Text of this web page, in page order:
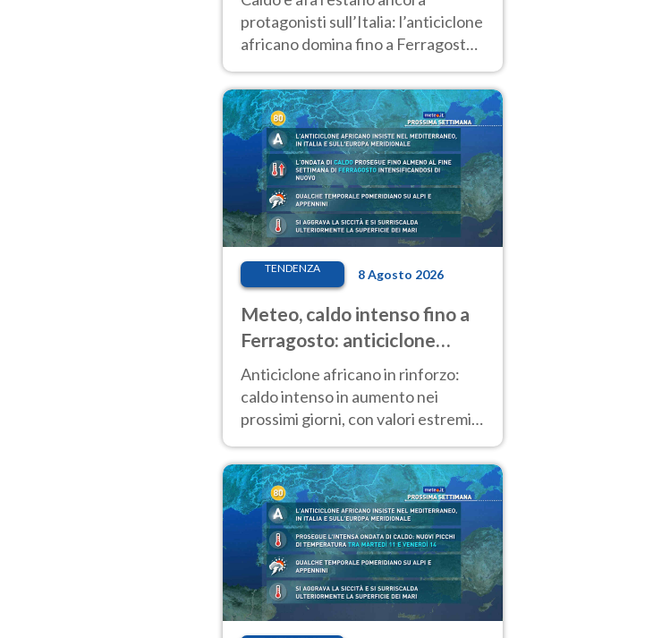
protagonisti sull’Italia: l’anticiclone
africano domina fino a Ferragosto,
cambiamento
TENDENZA 8 Agosto 2026
Meteo, caldo intenso fino a
Ferragosto: anticiclone
africano ancora
protagonista
Anticiclone africano in rinforzo:
caldo intenso in aumento nei
prossimi giorni, con valori estremi
d’Italia